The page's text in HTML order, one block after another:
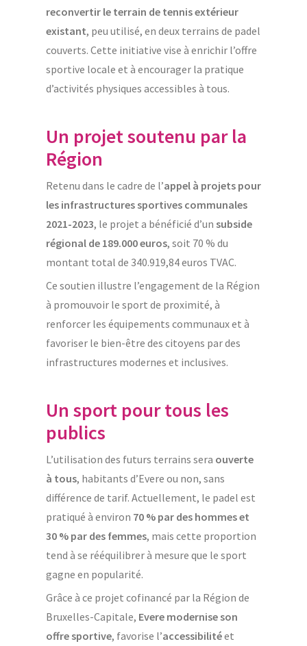
reconvertir le terrain de tennis extérieur
existant, peu utilisé, en deux terrains de padel
couverts. Cette initiative vise à enrichir l’offre
sportive locale et à encourager la pratique
d’activités physiques accessibles à tous.
Un projet soutenu par la
Région
Retenu dans le cadre de l’appel à projets pour
les infrastructures sportives communales
2021-2023, le projet a bénéficié d’un subside
régional de 189.000 euros, soit 70 % du
montant total de 340.919,84 euros TVAC.
Ce soutien illustre l’engagement de la Région
à promouvoir le sport de proximité, à
renforcer les équipements communaux et à
favoriser le bien-être des citoyens par des
infrastructures modernes et inclusives.
Un sport pour tous les
publics
L’utilisation des futurs terrains sera ouverte
à tous, habitants d’Evere ou non, sans
différence de tarif. Actuellement, le padel est
pratiqué à environ 70 % par des hommes et
30 % par des femmes, mais cette proportion
tend à se rééquilibrer à mesure que le sport
gagne en popularité.
Grâce à ce projet cofinancé par la Région de
Bruxelles-Capitale, Evere modernise son
offre sportive, favorise l’accessibilitéet